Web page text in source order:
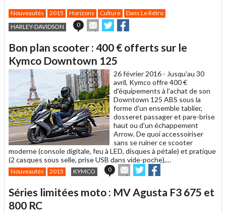
Nouveautés 2015 Horizons Culture
Dans Le Rétro
HARLEY-DAVIDSON
0
Envoyer
cet
à
un
ami
Partager
sur sur
Bon plan scooter : 400 € offerts sur le
Kymco Downtown 125
26 février 2016 - Jusqu'au 30
avril, Kymco offre 400 €
d'équipements à l'achat de son
Downtown 125 ABS sous la
forme d'un ensemble tablier,
dosseret passager et pare-brise
haut ou d'un échappement
Arrow. De quoi accessoiriser
sans se ruiner ce scooter
moderne (console digitale, feu à LED, disques à pétale) et pratique
(2 casques sous selle, prise USB dans vide-poche),…
Nouveautés 2015 KYMCO 0
Envoyer
cet
à
Partager
sur sur
Séries limitées moto : MV Agusta F3 675 et
800 RC